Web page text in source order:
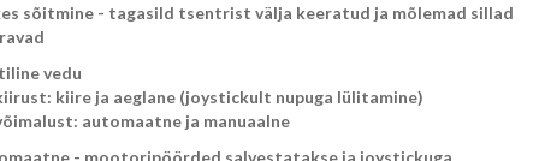
sõitmine - tagasild tsentrist välja keeratud ja mõlemad sillad
vedu
kiire ja aeglane (joystickult nupuga lülitamine)
automaatne ja manuaalne
- mootoripöörded salvestatakse ja joystickuga